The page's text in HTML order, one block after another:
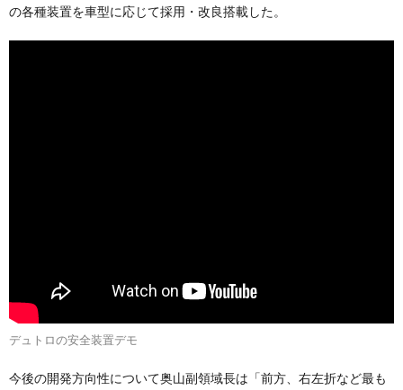
の各種装置を車型に応じて採用・改良搭載した。
デュトロの安全装置デモ
今後の開発方向性について奥山副領域長は「前方、右左折など最も